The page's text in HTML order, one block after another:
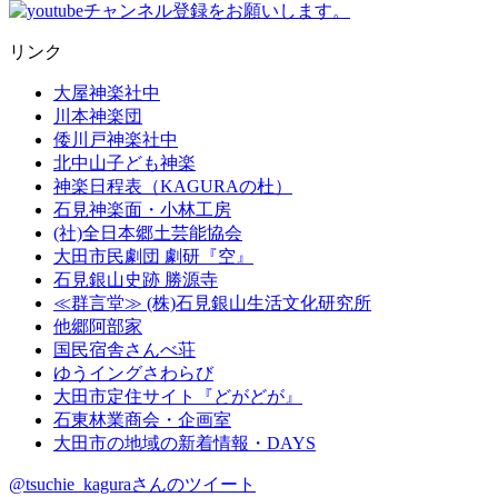
リンク
大屋神楽社中
川本神楽団
倭川戸神楽社中
北中山子ども神楽
神楽日程表（KAGURAの杜）
石見神楽面・小林工房
(社)全日本郷土芸能協会
大田市民劇団 劇研『空』
石見銀山史跡 勝源寺
≪群言堂≫ (株)石見銀山生活文化研究所
他郷阿部家
国民宿舎さんべ荘
ゆうイングさわらび
大田市定住サイト『どがどが』
石東林業商会・企画室
大田市の地域の新着情報・DAYS
@tsuchie_kaguraさんのツイート